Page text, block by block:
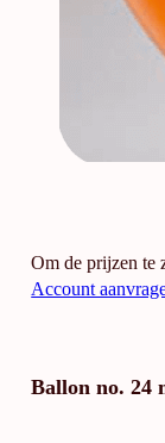
Om de prijzen te
Account
Ballon no. 24